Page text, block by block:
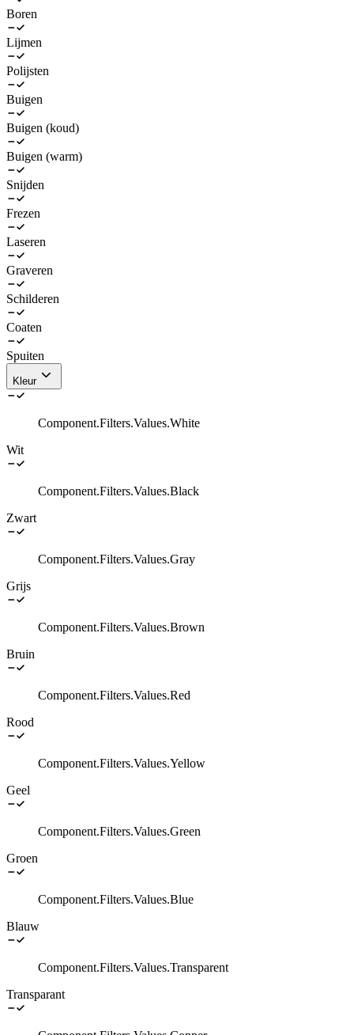
Boren
Lijmen
Polijsten
Buigen
Buigen (koud)
Buigen (warm)
Snijden
Frezen
Laseren
Graveren
Schilderen
Coaten
Spuiten
Kleur
Component.Filters.Values.White
Wit
Component.Filters.Values.Black
Zwart
Component.Filters.Values.Gray
Grijs
Component.Filters.Values.Brown
Bruin
Component.Filters.Values.Red
Rood
Component.Filters.Values.Yellow
Geel
Component.Filters.Values.Green
Groen
Component.Filters.Values.Blue
Blauw
Component.Filters.Values.Transparent
Transparant